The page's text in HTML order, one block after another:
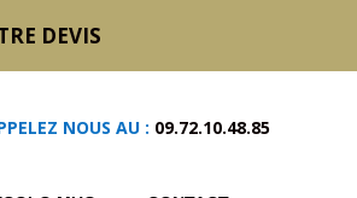
DEVIS
NOUS AU : 09.72.10.48.85